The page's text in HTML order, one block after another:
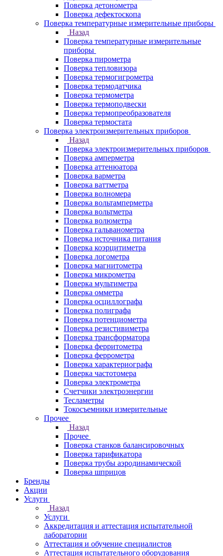
Поверка детонометра
Поверка дефектоскопа
Поверка температурные измерительные приборы
Назад
Поверка температурные измерительные
приборы
Поверка пирометра
Поверка тепловизора
Поверка термогигрометра
Поверка термодатчика
Поверка термометра
Поверка термоподвески
Поверка термопреобразователя
Поверка термостата
Поверка электроизмерительных приборов
Назад
Поверка электроизмерительных приборов
Поверка амперметра
Поверка аттенюатора
Поверка варметра
Поверка ваттметра
Поверка волномера
Поверка вольтамперметра
Поверка вольтметра
Поверка волюметра
Поверка гальванометра
Поверка источника питания
Поверка коэрцитиметра
Поверка логометра
Поверка магнитометра
Поверка микрометра
Поверка мультиметра
Поверка омметра
Поверка осциллографа
Поверка полиграфа
Поверка потенциометра
Поверка резистивиметра
Поверка трансформатора
Поверка ферритометра
Поверка феррометра
Поверка характериографа
Поверка частотомера
Поверка электрометра
Счетчики электроэнергии
Тесламетры
Токосъемники измерительные
Прочее
Назад
Прочее
Поверка станков балансировочных
Поверка тарификатора
Поверка трубы аэродинамической
Поверка шприцов
Бренды
Акции
Услуги
Назад
Услуги
Аккредитация и аттестация испытательной
лаборатории
Аттестация и обучение специалистов
Аттестация испытательного оборудования